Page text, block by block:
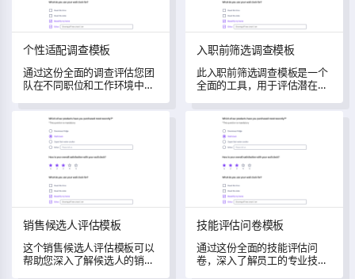
个性适配调查模板
通过这份全面的调查评估您团
队在不同职位和工作环境中的
入职前筛选调查模板
此入职前筛选调查模板是一个
全面的工具，用于评估潜在候
格和工作经验的关键见解。
销售候选人评估模板
销售候选人评估模板
这个销售候选人评估模板可以
帮助您深入了解候选人的销售
技能评估问卷模板
技能评估问卷模板
通过这份全面的技能评估问
卷，深入了解员工的专业技